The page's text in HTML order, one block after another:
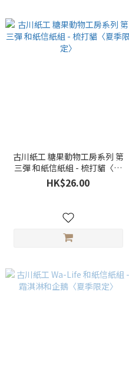
古川紙工 糖果動物工房系列 第
三彈 和紙信紙組 - 梳打貓〈夏
季限定〉
HK$26.00